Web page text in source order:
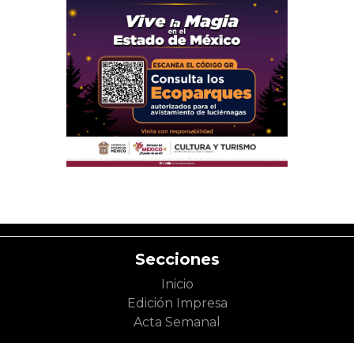
Secciones
Inicio
Edición Impresa
Acta Semanal